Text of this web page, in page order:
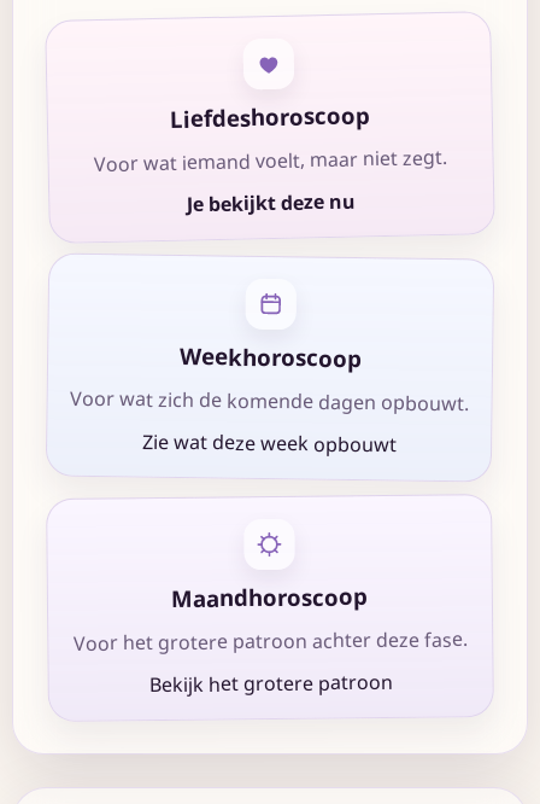
Liefdeshoroscoop
Voor wat iemand voelt, maar niet zegt.
Je bekijkt deze nu
Weekhoroscoop
Voor wat zich de komende dagen opbouwt.
Zie wat deze week opbouwt
Maandhoroscoop
Voor het grotere patroon achter deze fase.
Bekijk het grotere patroon